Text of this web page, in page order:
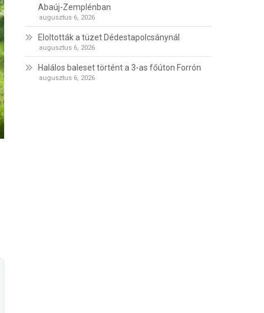
Abaúj-Zemplénban
augusztus 6, 2026
Eloltották a tüzet Dédestapolcsánynál
augusztus 6, 2026
Halálos baleset történt a 3-as főúton Forrón
augusztus 6, 2026